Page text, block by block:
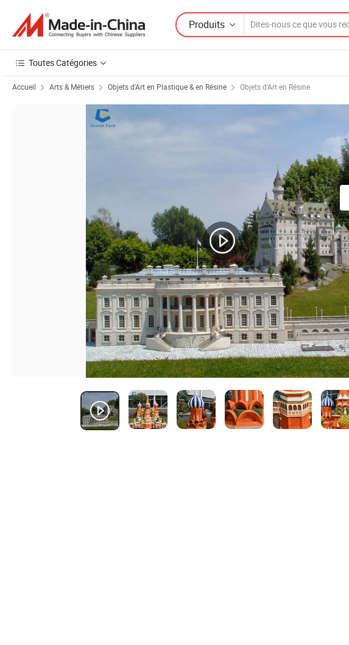
Produits
Toutes Catégories
Accueil Arts & Métiers Objets d'Art en Plastique & en Résine Objets d'Art en Résine